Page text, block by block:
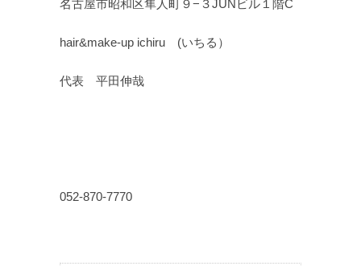
名古屋市昭和区隼人町９−３JUNビル１階C
hair&make-up ichiru (いちる）
代表 平田伸哉
052-870-7770